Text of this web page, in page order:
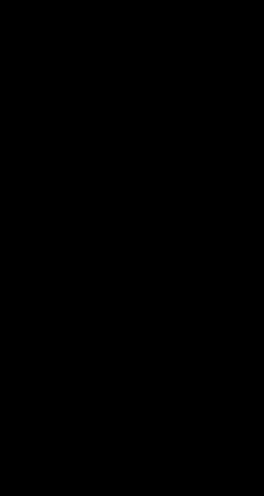
IN BEWEGUNG
Herzstück unserer Arbeit
oder kreative
und miteinander in
Veranstaltung. Es ist ein
Teamgeist, während
hin zu themenspezifischen
Wert auf Inklusion und
nicht nur für Teilnehmer:innen
schaffen wir Erlebnisse, die
oder Helfer – und